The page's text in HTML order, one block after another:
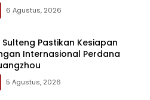
6 Agustus, 2026
Pastikan Kesiapan
Internasional Perdana
5 Agustus, 2026